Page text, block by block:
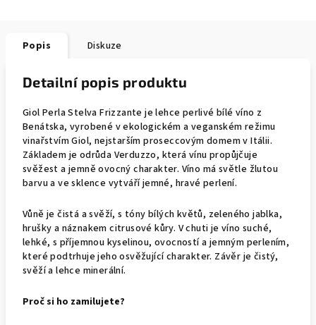
Popis Diskuze
Detailní popis produktu
Giol Perla Stelva Frizzante je lehce perlivé bílé víno z
Benátska, vyrobené v ekologickém a veganském režimu
vinařstvím Giol, nejstarším proseccovým domem v Itálii.
Základem je odrůda Verduzzo, která vínu propůjčuje
svěžest a jemně ovocný charakter. Víno má světle žlutou
barvu a ve sklence vytváří jemné, hravé perlení.
Vůně je čistá a svěží, s tóny bílých květů, zeleného jablka,
hrušky a náznakem citrusové kůry. V chuti je víno suché,
lehké, s příjemnou kyselinou, ovocností a jemným perlením,
které podtrhuje jeho osvěžující charakter. Závěr je čistý,
svěží a lehce minerální.
Proč si ho zamilujete?